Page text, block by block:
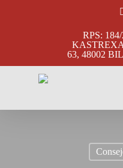
RPS:
63, 48002